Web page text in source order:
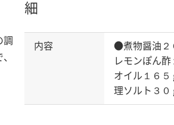
調
細
内容
●煮物醤油２
レモンぽん
オイル１６
理ソルト３